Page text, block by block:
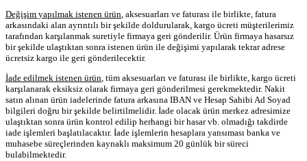
Değişim yapılmak istenen ürün , aksesuarları ve faturası ile birlikte, fatura
arkasındaki alan ayrıntılı bir şekilde doldurularak, kargo ücreti müşterilerimiz
tarafından karşılanmak suretiyle firmaya geri gönderilir. Ürün firmaya hasarsız
bir şekilde ulaştıktan sonra istenen ürün ile değişimi yapılarak tekrar adrese
ücretsiz kargo ile geri gönderilecektir.
İade edilmek istenen ürün, tüm aksesuarları ve faturası ile birlikte, kargo ücreti
karşılanarak eksiksiz olarak firmaya geri gönderilmesi gerekmektedir. Nakit
satın alınan ürün iadelerinde fatura arkasına IBAN ve Hesap Sahibi Ad Soyad
bilgileri doğru bir şekilde belirtilmelidir. İade olacak ürün merkez adresimize
ulaştıktan sonra ürün kontrol edilip herhangi bir hasar vb. olmadığı takdirde
iade işlemleri başlatılacaktır. İade işlemlerin hesaplara yansıması banka ve
muhasebe süreçlerinden kaynaklı maksimum 20 günlük bir süreci
bulabilmektedir.